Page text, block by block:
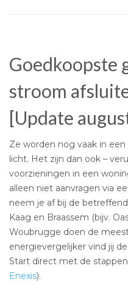
Goedkoopste
stroom
[Update
Ze worden nog vaak in
licht. Het zijn dan ook –
voorzieningen in een
alleen niet aanvragen via
neem je af bij de
Kaag en Braassem (bijv.
Woubrugge doen de
energievergelijker vind jij
Start direct met de
Enexis).